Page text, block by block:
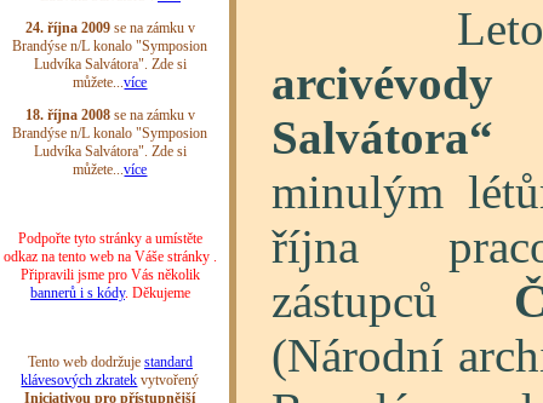
Salvátora“
minulým
října
zástupců
(Národní